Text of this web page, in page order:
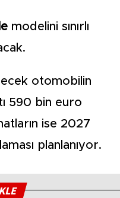
modelini sınırlı
otomobilin
590 bin euro
ise 2027
planlanıyor.